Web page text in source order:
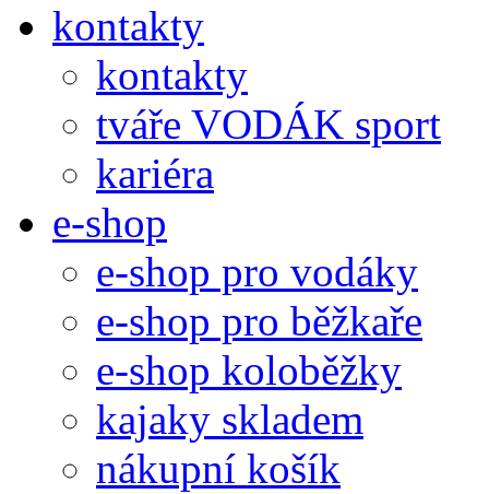
kontakty
kontakty
tváře VODÁK sport
kariéra
e-shop
e-shop pro vodáky
e-shop pro běžkaře
e-shop koloběžky
kajaky skladem
nákupní košík